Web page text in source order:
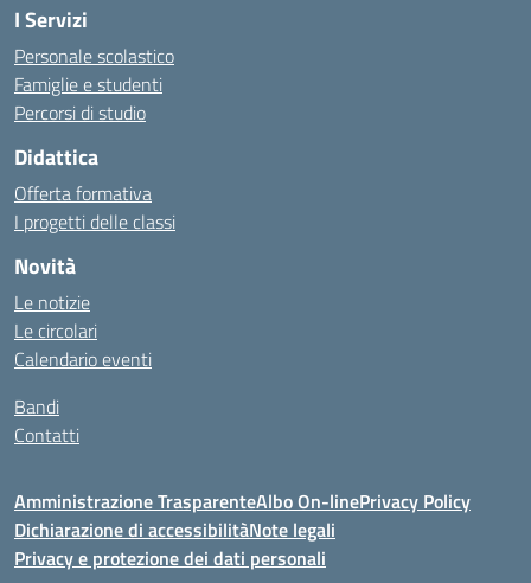
I Servizi
Personale scolastico
Famiglie e studenti
Percorsi di studio
Didattica
Offerta formativa
I progetti delle classi
Novità
Le notizie
Le circolari
Calendario eventi
Bandi
Contatti
Amministrazione TrasparenteAlbo On-linePrivacy Policy
Dichiarazione di accessibilitàNote legali
Privacy e protezione dei dati personali